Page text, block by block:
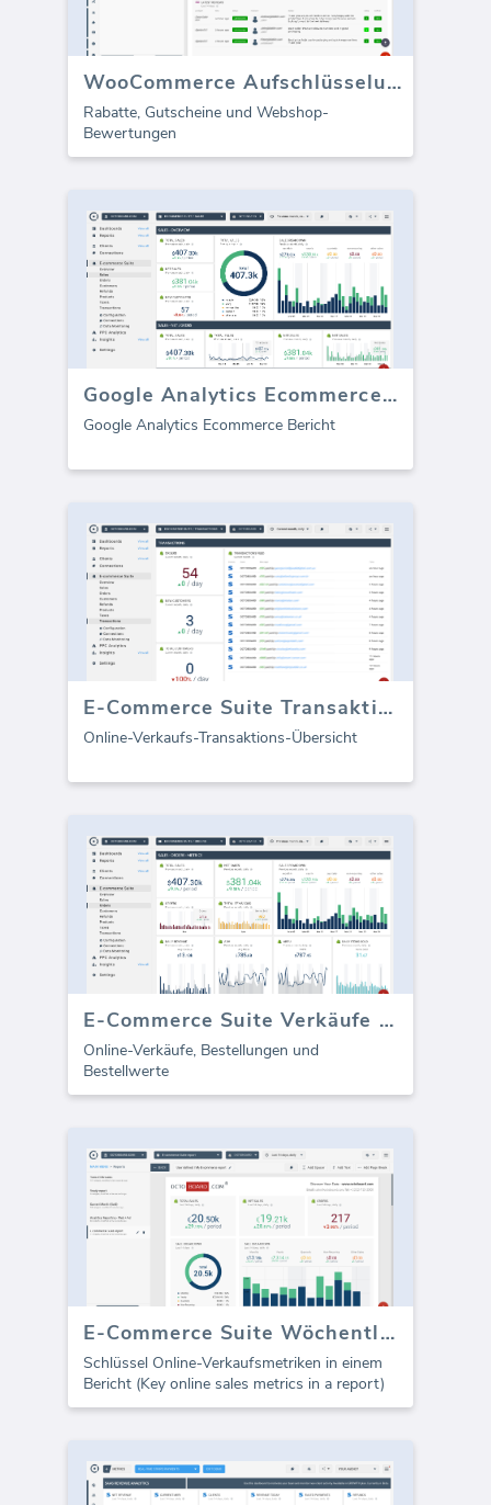
WooCommerce Aufschlüsselungen / Bewertungen (Bericht)
Rabatte, Gutscheine und Webshop-
Bewertungen
Google Analytics Ecommerce (Bericht)
Google Analytics Ecommerce Bericht
E-Commerce Suite Transaktionen
Online-Verkaufs-Transaktions-Übersicht
E-Commerce Suite Verkäufe und Bestellungen
Online-Verkäufe, Bestellungen und
Bestellwerte
E-Commerce Suite Wöchentlicher Verkaufsbericht (Bericht)
Schlüssel Online-Verkaufsmetriken in einem
Bericht (Key online sales metrics in a report)